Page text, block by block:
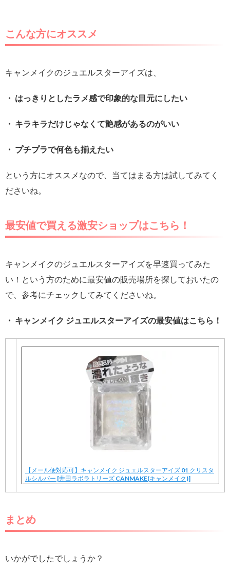
こんな方にオススメ
キャンメイクのジュエルスターアイズは、
・ はっきりとしたラメ感で印象的な目元にしたい
・ キラキラだけじゃなくて艶感があるのがいい
・ プチプラで何色も揃えたい
という方にオススメなので、当てはまる方は試してみてく
ださいね。
最安値で買える激安ショップはこちら！
キャンメイクのジュエルスターアイズを早速買ってみた
い！という方のために最安値の販売場所を探しておいたの
で、参考にチェックしてみてくださいね。
・ キャンメイク ジュエルスターアイズの最安値はこちら！
【メール便対応可】キャンメイク ジュエルスターアイズ 01 クリスタ
ルシルバー [井田ラボラトリーズ CANMAKE(キャンメイク)]
まとめ
いかがでしたでしょうか？